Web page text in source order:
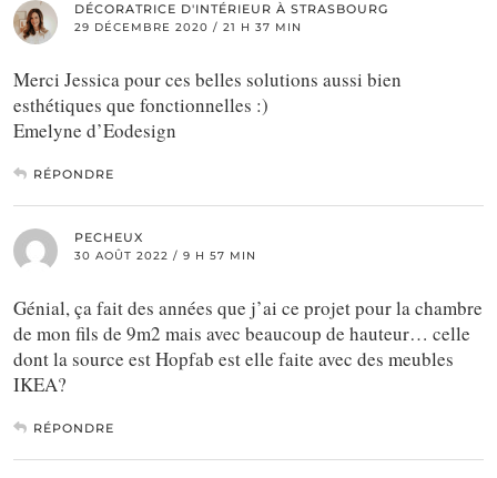
DÉCORATRICE D'INTÉRIEUR À STRASBOURG
29 DÉCEMBRE 2020 / 21 H 37 MIN
Merci Jessica pour ces belles solutions aussi bien
esthétiques que fonctionnelles :)
Emelyne d’Eodesign
RÉPONDRE
PECHEUX
30 AOÛT 2022 / 9 H 57 MIN
Génial, ça fait des années que j’ai ce projet pour la chambre
de mon fils de 9m2 mais avec beaucoup de hauteur… celle
dont la source est Hopfab est elle faite avec des meubles
IKEA?
RÉPONDRE